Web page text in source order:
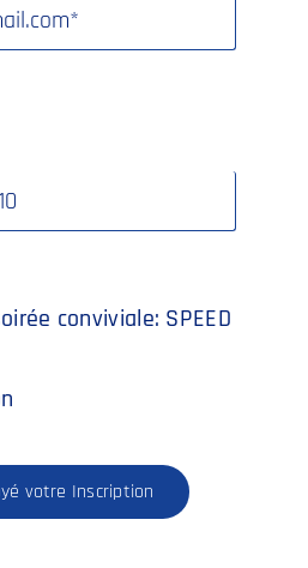
conviviale: SPEED
votre Inscription